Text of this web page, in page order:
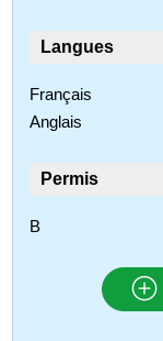
Langues
Français
Anglais
Permis
B